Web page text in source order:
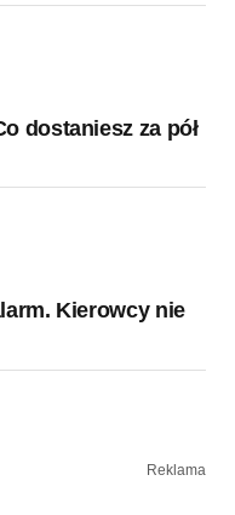
dostaniesz za pół
Kierowcy nie
Reklama